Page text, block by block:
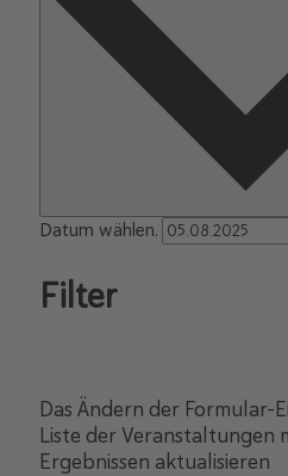
Datum wählen.
Filter
Das Ändern der Formular-
Liste der Veranstaltungen
Ergebnissen aktualisieren